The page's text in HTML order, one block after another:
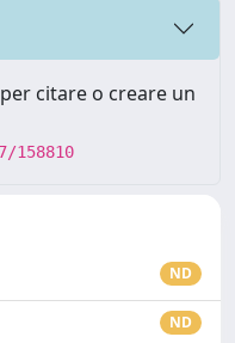
citare o creare un
158810
ND
ND